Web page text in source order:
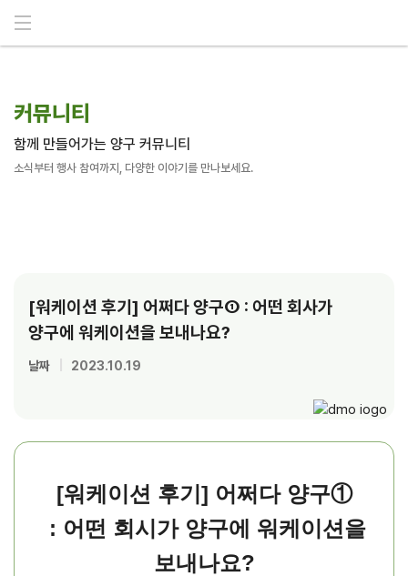
커뮤니티
함께 만들어가는 양구 커뮤니티
소식부터 행사 참여까지, 다양한 이야기를 만나보세요.
[워케이션 후기] 어쩌다 양구① : 어떤 회사가
양구에 워케이션을 보내나요?
날짜 2023.10.19
[워케이션 후기] 어쩌다 양구①
: 어떤 회시가 양구에 워케이션을
보내나요?